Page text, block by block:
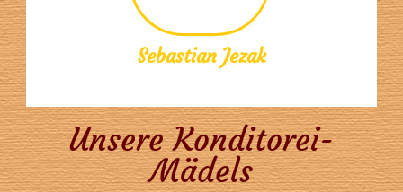
Sebastian Jezak
Unsere Konditorei-
Mädels